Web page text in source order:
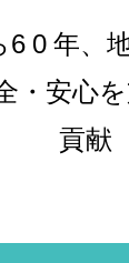
6 0 年、
・安心
貢献